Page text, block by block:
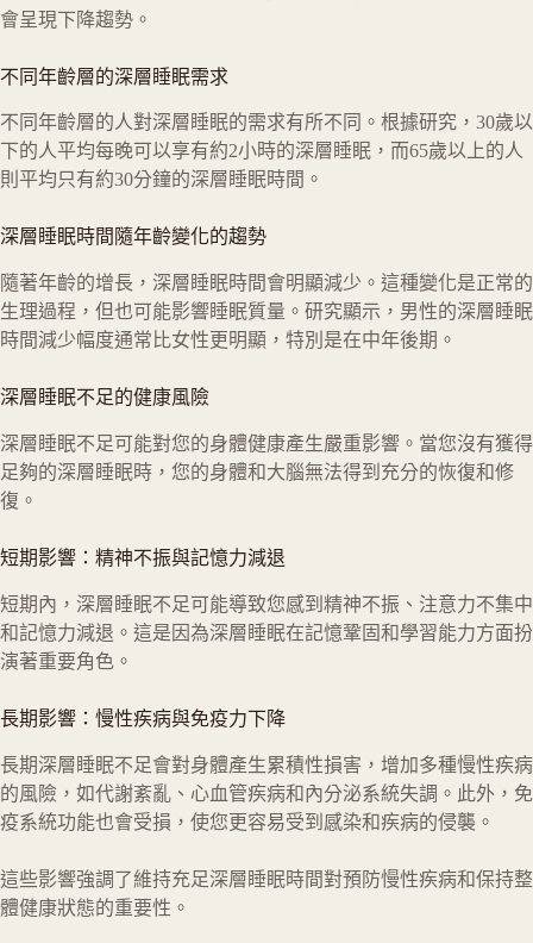
會呈現下降趨勢。
不同年齡層的深層睡眠需求
不同年齡層的人對深層睡眠的需求有所不同。根據研究，30歲以
下的人平均每晚可以享有約2小時的深層睡眠，而65歲以上的人
則平均只有約30分鐘的深層睡眠時間。
深層睡眠時間隨年齡變化的趨勢
隨著年齡的增長，深層睡眠時間會明顯減少。這種變化是正常的
生理過程，但也可能影響睡眠質量。研究顯示，男性的深層睡眠
時間減少幅度通常比女性更明顯，特別是在中年後期。
深層睡眠不足的健康風險
深層睡眠不足可能對您的身體健康產生嚴重影響。當您沒有獲得
足夠的深層睡眠時，您的身體和大腦無法得到充分的恢復和修
復。
短期影響：精神不振與記憶力減退
短期內，深層睡眠不足可能導致您感到精神不振、注意力不集中
和記憶力減退。這是因為深層睡眠在記憶鞏固和學習能力方面扮
演著重要角色。
長期影響：慢性疾病與免疫力下降
長期深層睡眠不足會對身體產生累積性損害，增加多種慢性疾病
的風險，如代謝紊亂、心血管疾病和內分泌系統失調。此外，免
疫系統功能也會受損，使您更容易受到感染和疾病的侵襲。
這些影響強調了維持充足深層睡眠時間對預防慢性疾病和保持整
體健康狀態的重要性。